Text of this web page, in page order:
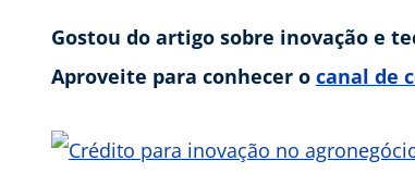
Gostou do artigo sobre inovação e
Aproveite para conhecer o canal de